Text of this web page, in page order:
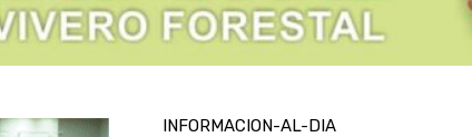
INFORMACION-AL-DIA